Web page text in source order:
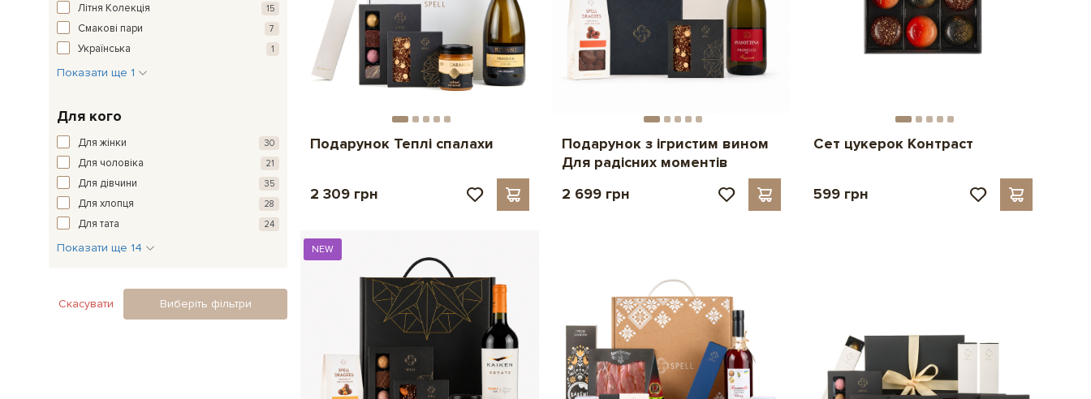
Літня Колекція 15
Смакові пари 7
Українська 1
Показати ще 1
Для кого
Для жінки 30
Для чоловіка 21
Для дівчини 35
Для хлопця 28
Для тата 24
Показати ще 14
Скасувати Виберіть фільтри
Подарунок Теплі спалахи
2 309 грн
Подарунок з ігристим вином
Для радісних моментів
2 699 грн
Сет цукерок Контраст
599 грн
NEW